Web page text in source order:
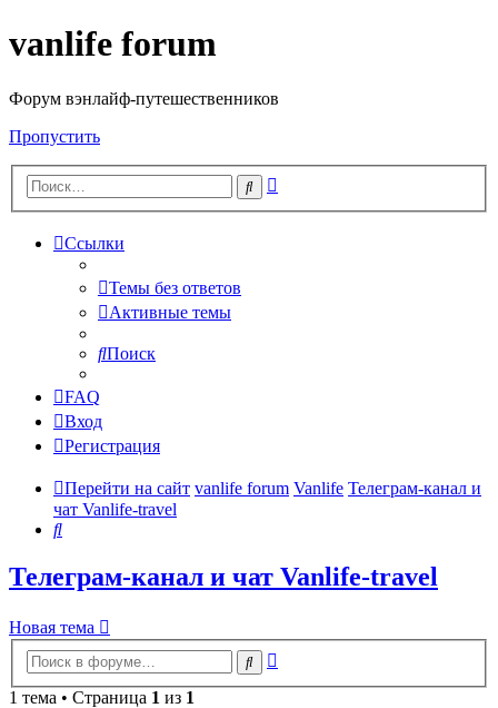
vanlife forum
Форум вэнлайф-путешественников
Пропустить
Поиск
Ссылки
Темы без ответов
Активные темы
Поиск
FAQ
Вход
Регистрация
Перейти на сайт vanlife forum Vanlife Телеграм-канал и
чат Vanlife-travel
Поиск
Телеграм-канал и чат Vanlife-travel
Новая тема
Поиск
1 тема • Страница 1 из 1